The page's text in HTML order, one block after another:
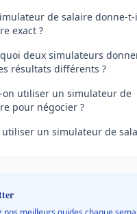
de salaire donne-
exact ?
deux simulateurs
résultats différents ?
on utiliser un simulateur de
pour négocier ?
utiliser un simulateur de